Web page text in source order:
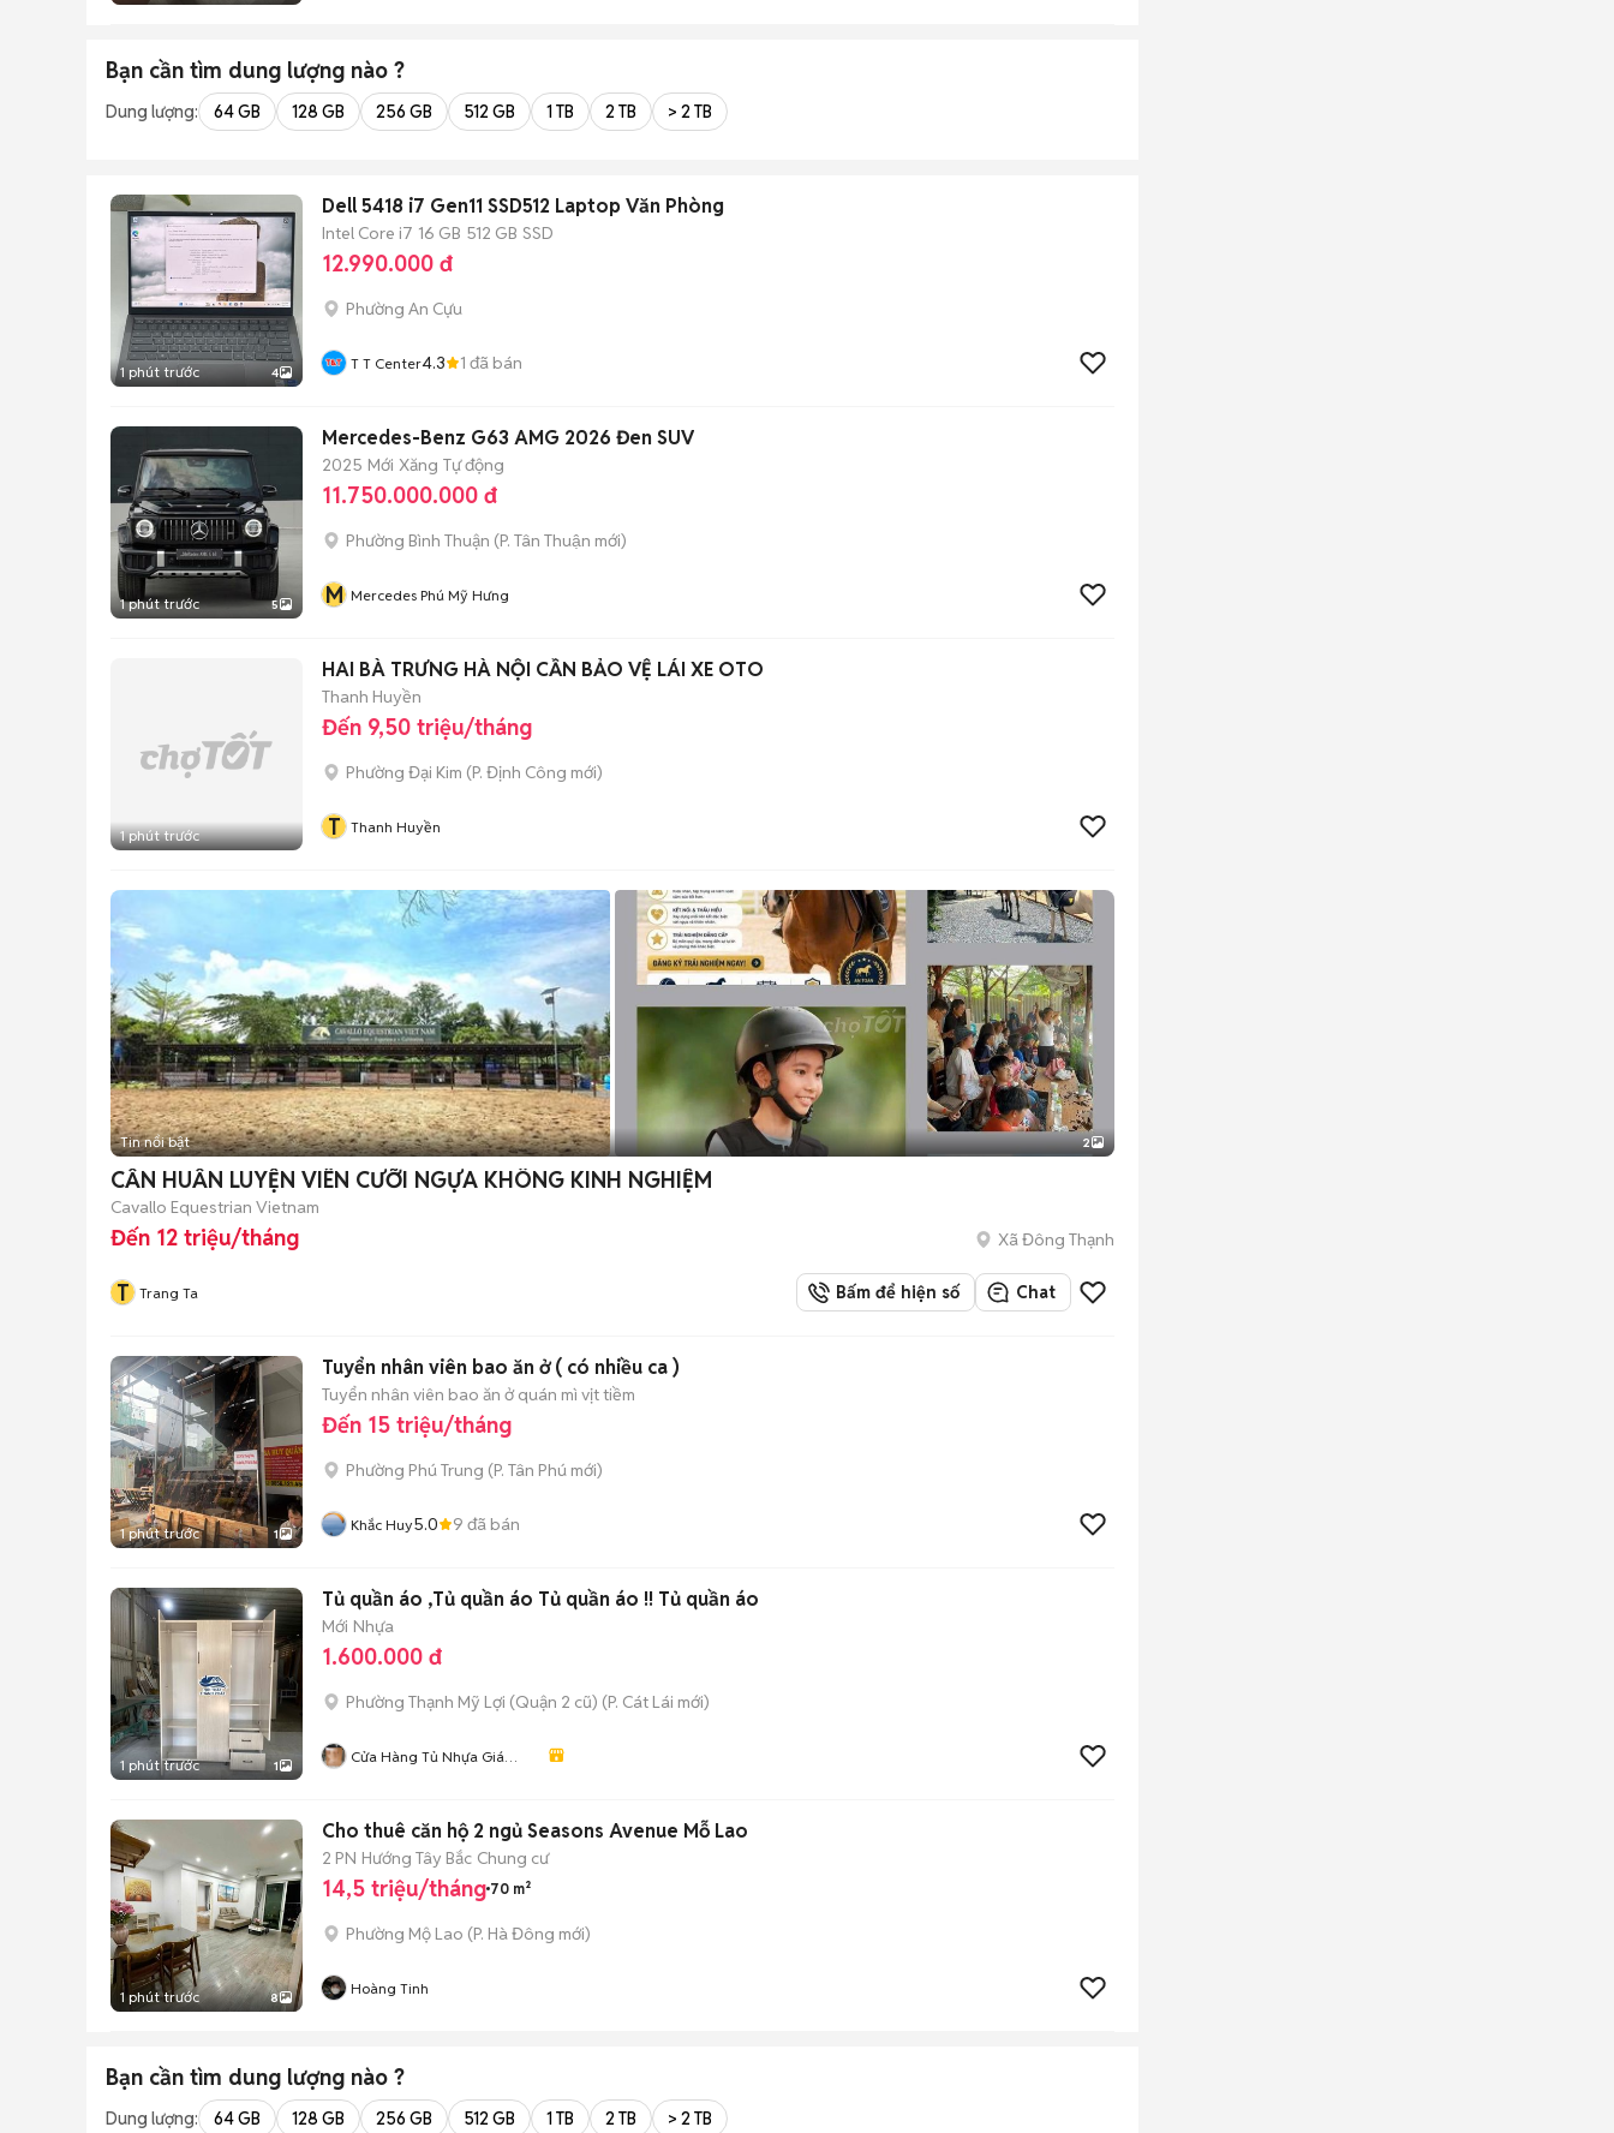
Bạn cần tìm dung lượng nào ?
Dung lượng: 64 GB 128 GB 256 GB 512 GB 1 TB 2 TB > 2 TB
1 phút trước 4
Dell 5418 i7 Gen11 SSD512 Laptop Văn Phòng
Intel Core i7 16 GB 512 GB SSD
12.990.000 đ
Phường An Cựu
T T Center4.3 1 đã bán
1 phút trước 5
Mercedes-Benz G63 AMG 2026 Đen SUV
2025 Mới Xăng Tự động
11.750.000.000 đ
Phường Bình Thuận (P. Tân Thuận mới)
M Mercedes Phú Mỹ Hưng
1 phút trước
HAI BÀ TRƯNG HÀ NỘI CẦN BẢO VỆ LÁI XE OTO
Thanh Huyền
Đến 9,50 triệu/tháng
Phường Đại Kim (P. Định Công mới)
T Thanh Huyền
Tin nổi bật 2
CẦN HUẤN LUYỆN VIÊN CƯỠI NGỰA KHÔNG KINH NGHIỆM
Cavallo Equestrian Vietnam
Đến 12 triệu/tháng Xã Đông Thạnh
T Trang Ta Bấm để hiện số Chat
1 phút trước 1
Tuyển nhân viên bao ăn ở ( có nhiều ca )
Tuyển nhân viên bao ăn ở quán mì vịt tiềm
Đến 15 triệu/tháng
Phường Phú Trung (P. Tân Phú mới)
Khắc Huy5.0 9 đã bán
1 phút trước 1
Tủ quần áo ,Tủ quần áo Tủ quần áo !! Tủ quần áo
Mới Nhựa
1.600.000 đ
Phường Thạnh Mỹ Lợi (Quận 2 cũ) (P. Cát Lái mới)
Cửa Hàng Tủ Nhựa Giá
1 phút trước 8
Cho thuê căn hộ 2 ngủ Seasons Avenue Mỗ Lao
2 PN Hướng Tây Bắc Chung cư
14,5 triệu/tháng 70 m²
Phường Mộ Lao (P. Hà Đông mới)
Hoàng Tinh
Bạn cần tìm dung lượng nào ?
Dung lượng: 64 GB 128 GB 256 GB 512 GB 1 TB 2 TB > 2 TB